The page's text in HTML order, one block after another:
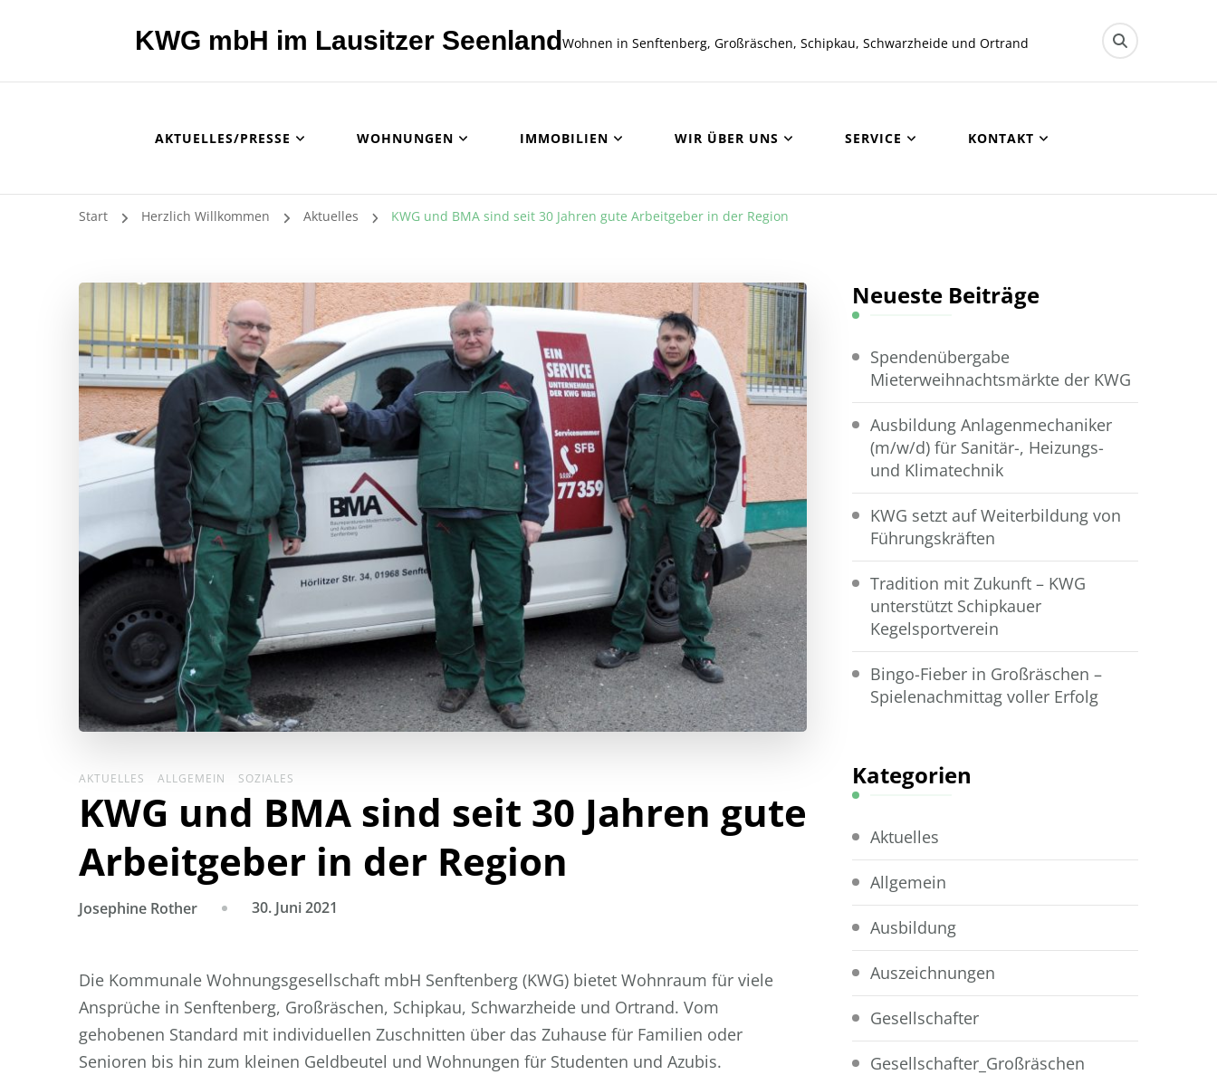
KWG mbH im Lausitzer SeenlandWohnen in Senftenberg, Großräschen, Schipkau, Schwarzheide und Ortrand
AKTUELLES/PRESSE WOHNUNGEN IMMOBILIEN WIR ÜBER UNS SERVICE KONTAKT
Start Herzlich Willkommen Aktuelles KWG und BMA sind seit 30 Jahren gute Arbeitgeber in der Region
AKTUELLES ALLGEMEIN SOZIALES
KWG und BMA sind seit 30 Jahren gute
Arbeitgeber in der Region
Josephine Rother 30. Juni 2021
Die Kommunale Wohnungsgesellschaft mbH Senftenberg (KWG) bietet Wohnraum für viele
Ansprüche in Senftenberg, Großräschen, Schipkau, Schwarzheide und Ortrand. Vom
gehobenen Standard mit individuellen Zuschnitten über das Zuhause für Familien oder
Senioren bis hin zum kleinen Geldbeutel und Wohnungen für Studenten und Azubis.
Neueste Beiträge
Spendenübergabe
Mieterweihnachtsmärkte der KWG
Ausbildung Anlagenmechaniker
(m/w/d) für Sanitär-, Heizungs-
und Klimatechnik
KWG setzt auf Weiterbildung von
Führungskräften
Tradition mit Zukunft – KWG
unterstützt Schipkauer
Kegelsportverein
Bingo-Fieber in Großräschen –
Spielenachmittag voller Erfolg
Kategorien
Aktuelles
Allgemein
Ausbildung
Auszeichnungen
Gesellschafter
Gesellschafter_Großräschen